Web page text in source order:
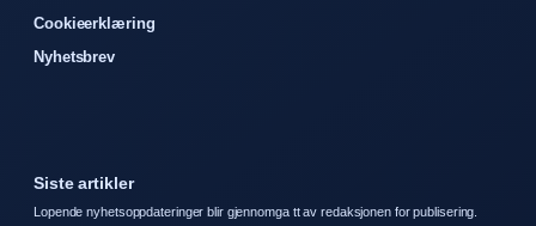
Cookieerklæring
Nyhetsbrev
Siste artikler
Lopende nyhetsoppdateringer blir gjennomga tt av redaksjonen for publisering.